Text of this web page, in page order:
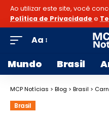
Ao utilizar este site, você
Política de Privacidade e
Aa
Mundo Brasil
MCP Notícias > Blog > Brasil > Carnaval
Brasil